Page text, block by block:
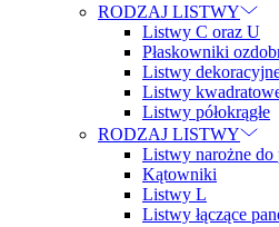
RODZAJ LISTWY
Listwy C oraz U
Płaskowniki
Listwy
Listwy
Listwy półokrągłe
RODZAJ LISTWY
Listwy narożne do
Kątowniki
Listwy L
Listwy łączące